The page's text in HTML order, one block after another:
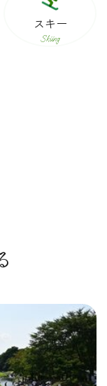
スキー
Skiing